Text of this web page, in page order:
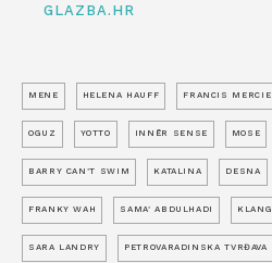
GLAZBA.HR
MENE HELENA HAUFF FRANCIS
OGUZ YOTTO INNĒR SENSE MOSE
BARRY CAN’T SWIM KATALINA DESNA
FRANKY WAH SAMA’ ABDULHADI
SARA LANDRY PETROVARADINSKA TVRĐAVA